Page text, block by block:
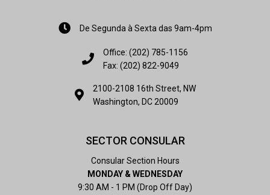
De Segunda à Sexta das 9am-4pm
Office: (202) 785-1156
Fax: (202) 822-9049
2100-2108 16th Street, NW
Washington, DC 20009
SECTOR CONSULAR
Consular Section Hours
MONDAY & WEDNESDAY
9:30 AM - 1 PM (Drop Off Day)